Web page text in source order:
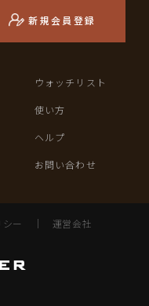
新規会員登録
ウォッチリスト
使い方
ヘルプ
お問い合わせ
ー ｜ 運営会社